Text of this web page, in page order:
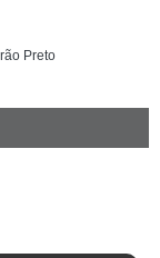
Preto